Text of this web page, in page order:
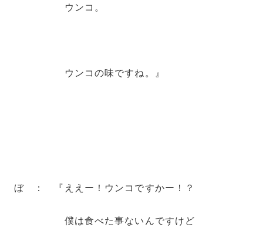
ウンコ。
ウンコの味ですね。』
ぼ ： 『ええー！ウンコですかー！？
僕は食べた事ないんですけど